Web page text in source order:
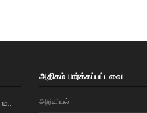
அதிகம் பார்க்கப்பட்டவை
அறிவியல்